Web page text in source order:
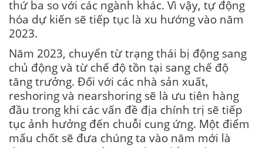
thứ ba so với các ngành khác. Vì vậy, tự động
hóa dự kiến sẽ tiếp tục là xu hướng vào năm
2023.
Năm 2023, chuyển từ trạng thái bị động sang
chủ động và từ chế độ tồn tại sang chế độ
tăng trưởng. Đối với các nhà sản xuất,
reshoring và nearshoring sẽ là ưu tiên hàng
đầu trong khi các vấn đề địa chính trị sẽ tiếp
tục ảnh hưởng đến chuỗi cung ứng. Một điểm
mấu chốt sẽ đưa chúng ta vào năm mới là